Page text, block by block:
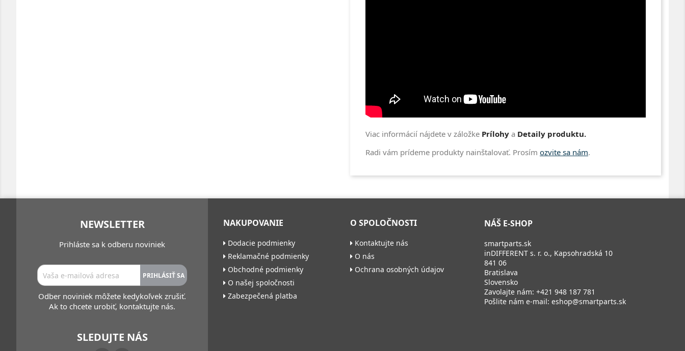
Viac informácií nájdete v záložke Prílohy a Detaily produktu.
Radi vám prídeme produkty nainštalovať. Prosím ozvite sa nám.
NEWSLETTER
Prihláste sa k odberu noviniek
Odber noviniek môžete kedykoľvek zrušiť.
Ak to chcete urobiť, kontaktujte nás.
NAKUPOVANIE
Dodacie podmienky
Reklamačné podmienky
Obchodné podmienky
O našej spoločnosti
Zabezpečená platba
O SPOLOČNOSTI
Kontaktujte nás
O nás
Ochrana osobných údajov
NÁŠ E-SHOP
smartparts.sk
inDIFFERENT s. r. o., Kapsohradská 10
841 06
Bratislava
Slovensko
Zavolajte nám: +421 948 187 781
Pošlite nám e-mail: eshop@smartparts.sk
SLEDUJTE NÁS